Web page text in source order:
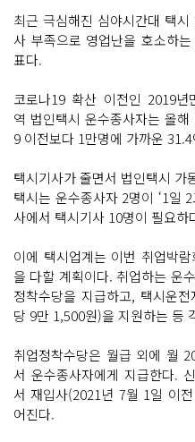
최근 극심해진 심야시간대 택
사 부족으로 영업난을 호소하
표다.
코로나19 확산 이전인 2019
역 법인택시 운수종사자는 올
9 이전보다 1만명에 가까운
택시기사가 줄면서 법인택시 가
택시는 운수종사자 2명이 ‘1일
사에서 택시기사 10명이 필요
이에 택시업계는 이번 취업박
을 다할 계획이다. 취업하는 운
정착수당을 지급하고, 택시운
당 9만 1,500원)을 지원하는 등
취업정착수당은 월급 외에 월
서 운수종사자에게 지급한다.
서 재입사(2021년 7월 1일 이
어진다.